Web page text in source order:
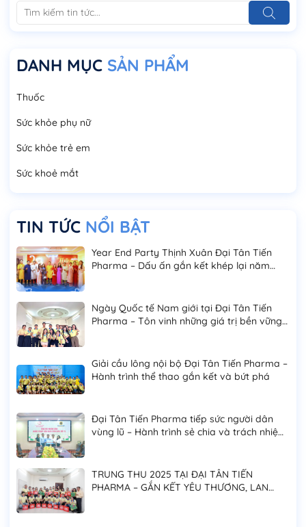
DANH MỤC SẢN PHẨM
Thuốc
Sức khỏe phụ nữ
Sức khỏe trẻ em
Sức khoẻ mắt
TIN TỨC NỔI BẬT
Year End Party Thịnh Xuân Đại Tân Tiến
Pharma – Dấu ấn gắn kết khép lại năm
Ngày Quốc tế Nam giới tại Đại Tân Tiến
Pharma – Tôn vinh những giá trị bền vững
Giải cầu lông nội bộ Đại Tân Tiến Pharma –
Hành trình thể thao gắn kết và bứt phá
Đại Tân Tiến Pharma tiếp sức người dân
vùng lũ – Hành trình sẻ chia và trách nhiệm
TRUNG THU 2025 TẠI ĐẠI TÂN TIẾN
PHARMA – GẮN KẾT YÊU THƯƠNG, LAN